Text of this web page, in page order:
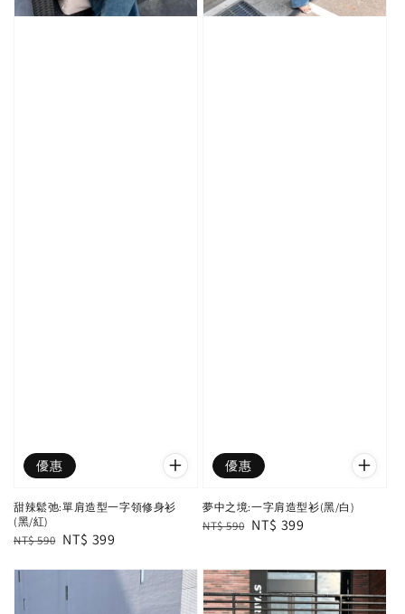
優惠
甜辣鬆弛:單肩造型一字領修身衫
(黑/紅)
Regular
NT$ 590 Sale
NT$ 399
優惠
夢中之境:一字肩造型衫(黑/白)
Regular
NT$ 590 Sale
NT$ 399